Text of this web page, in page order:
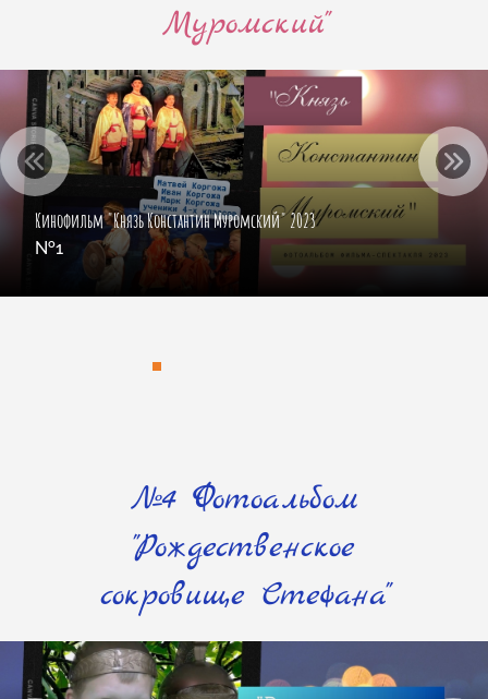
Муромский"
Кинофильм "Князь Константин Муромский" 2023
№1
№4 Фотоальбом
"Рождественское
сокровище Стефана"